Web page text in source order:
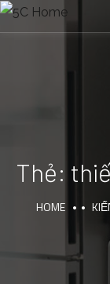
Thẻ:
HOME